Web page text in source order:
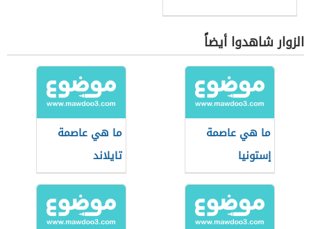
الزوار شاهدوا أيضاً
ما هي عاصمة
إستونيا
ما هي عاصمة
تايلاند